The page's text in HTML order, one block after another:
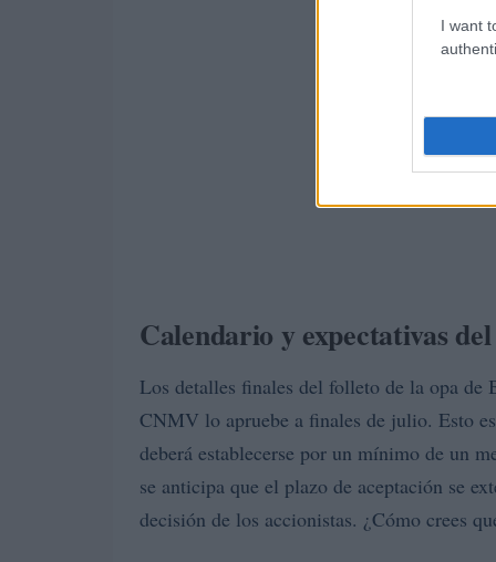
I want
Calendario y expectativas
Los detalles finales del folleto de la opa de
CNMV lo apruebe a finales de julio. Esto
deberá establecerse por un mínimo de un
se anticipa que el plazo de aceptación se
decisión de los accionistas. ¿Cómo crees